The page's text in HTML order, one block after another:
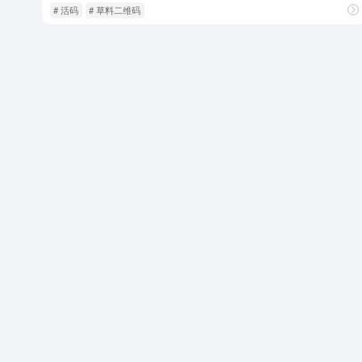
# 活码 # 草料二维码